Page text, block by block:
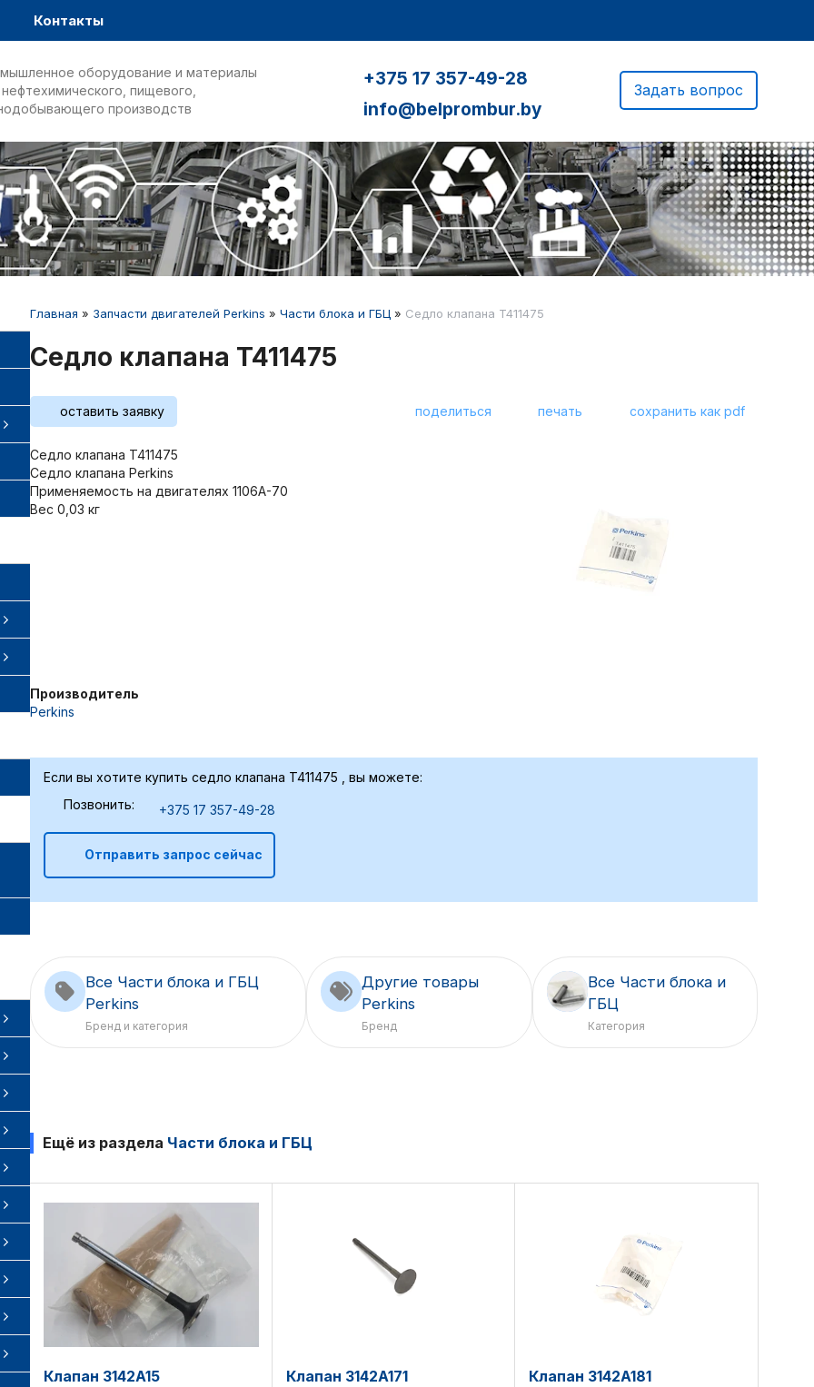
Контакты
оборудование и материалы
пищевого,
производств
+375 17 357-49-28
info@belprombur.by
Задать вопрос
Главная » Запчасти двигателей Perkins » Части блока и ГБЦ » Седло клапана T411475
Седло клапана T411475
оставить заявку поделиться печать сохранить как pdf
Седло клапана T411475
Седло клапана Perkins
Применяемость на двигателях 1106A-70
Вес 0,03 кг
Производитель
Perkins
Если вы хотите купить седло клапана T411475 , вы можете:
Позвонить:
+375 17 357-49-28
Отправить запрос сейчас
Все Части блока и ГБЦ
Perkins
Бренд и категория
Другие товары
Perkins
Бренд
Все Части блока и
ГБЦ
Категория
Ещё из раздела Части блока и ГБЦ
Клапан 3142A15 Клапан 3142A171 Клапан 3142A181